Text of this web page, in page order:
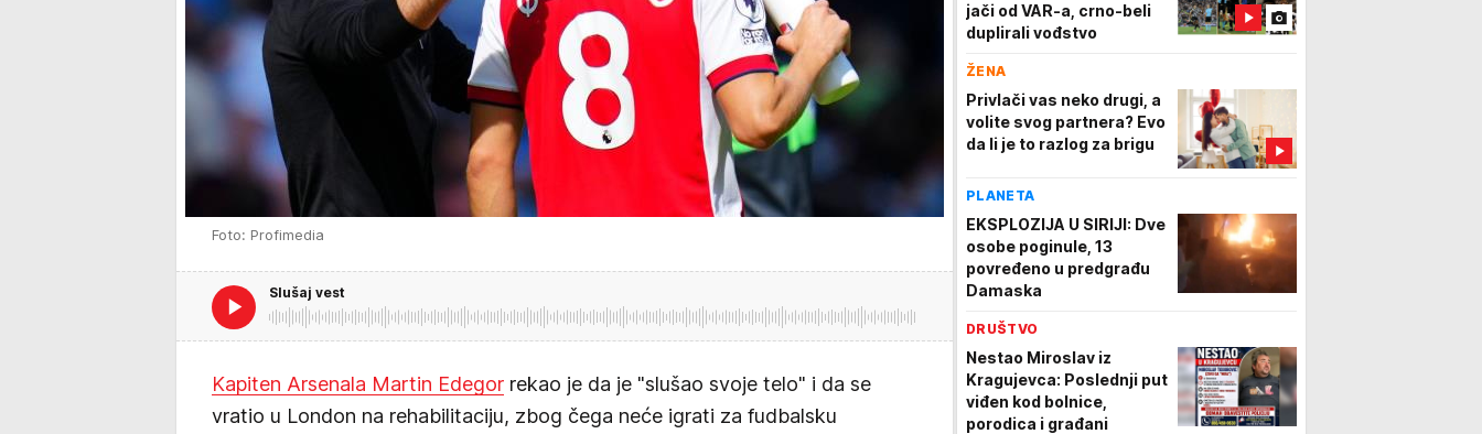
Foto: Profimedia
Slušaj vest
Kapiten Arsenala Martin Edegor rekao je da je "slušao svoje telo" i da se
vratio u London na rehabilitaciju, zbog čega neće igrati za fudbalsku
jači od VAR-a, crno-beli
duplirali vođstvo
ŽENA
Privlači vas neko drugi, a
volite svog partnera? Evo
da li je to razlog za brigu
PLANETA
EKSPLOZIJA U SIRIJI: Dve
osobe poginule, 13
povređeno u predgrađu
Damaska
DRUŠTVO
Nestao Miroslav iz
Kragujevca: Poslednji put
viđen kod bolnice,
porodica i građani